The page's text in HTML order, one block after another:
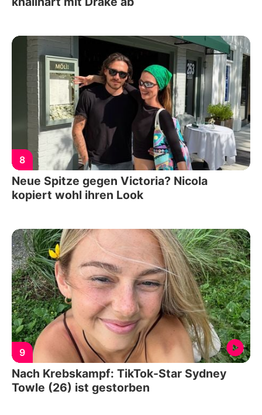
8
Neue Spitze gegen Victoria? Nicola
kopiert wohl ihren Look
9
Nach Krebskampf: TikTok-Star Sydney
Towle (26) ist gestorben